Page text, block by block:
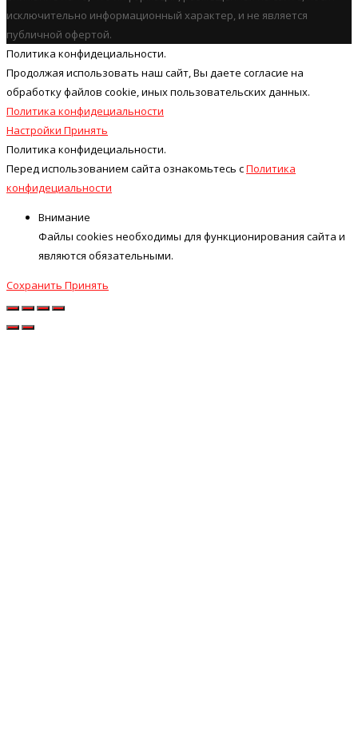
исключительно информационный характер, и не является
публичной офертой.
Политика конфидециальности.
Продолжая использовать наш cайт, Вы даете согласие на
обработку файлов cookie, иных пользовательских данных.
Политика конфидециальности
Настройки Принять
Политика конфидециальности.
Перед использованием сайта ознакомьтесь сПолитика
конфидециальности
Внимание
Файлы cookies необходимы для функционирования сайта и
являются обязательными.
Сохранить Принять